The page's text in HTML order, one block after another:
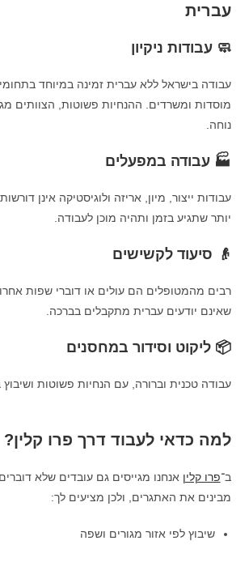
עברית
🧼 עבודות ניקיון
עבודה בישראל ללא עברית זמינה במיוחד בתחומי
מוסדות ומשרדים. ההנחיות פשוטות, הצוותים
נוחה.
🏭 עבודה במפעלים
עבודות ייצור, מיון, אריזה ולוגיסטיקה אינן
יותר שתגיע בזמן ותהיה מוכן לעבודה.
👴 סיעוד לקשישים
רבים מהמטופלים הם עולים או דוברי שפות
שאינם יודעים עברית מתקבלים בברכה.
📦 ליקוט וסידור במחסנים
עבודה טכנית וברורה, עם הנחיות פשוטות
למה כדאי לעבוד דרך פרו קלין?
ב־פרו קלין אנחנו מגייסים גם עובדים שלא
מבינים את האתגרים, ולכן מציעים לך:
שיבוץ לפי אזור מגורים ושפה